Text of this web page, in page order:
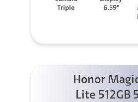
Triple
6.59"
Honor
Lite 512GB